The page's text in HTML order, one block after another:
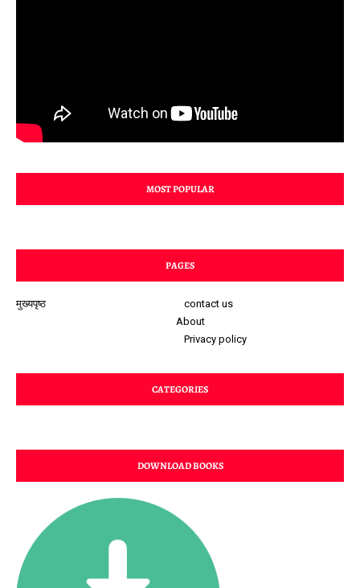
MOST POPULAR
PAGES
मुख्यपृष्ठ
contact us
About
Privacy policy
CATEGORIES
DOWNLOAD BOOKS